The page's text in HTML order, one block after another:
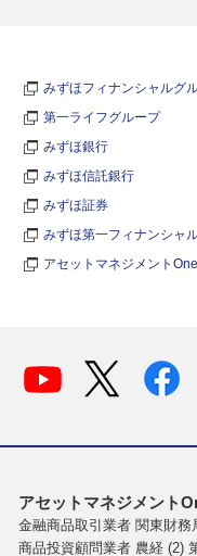
みずほフィナンシャルグ
第一ライフグループ
みずほ銀行
みずほ信託銀行
みずほ証券
みずほ第一フィナンシャ
アセットマネジメント
アセットマネジメント
金融商品取引業者 関東財務
商品投資顧問業者 農経 (2)